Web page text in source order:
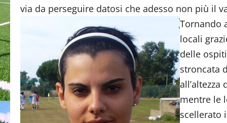
via da perseguire datosi che adesso non più il
Tornando
locali
delle
stroncata
mentre le
scellerato